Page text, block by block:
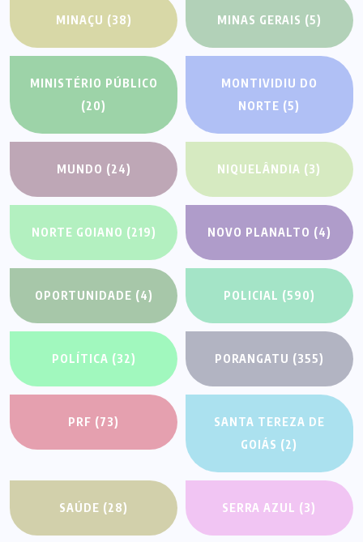
MINAÇU (38) MINAS GERAIS (5)
MINISTÉRIO PÚBLICO
(20)
MONTIVIDIU DO
NORTE (5)
MUNDO (24) NIQUELÂNDIA (3)
NORTE GOIANO (219) NOVO PLANALTO (4)
OPORTUNIDADE (4) POLICIAL (590)
POLÍTICA (32) PORANGATU (355)
PRF (73)
SANTA TEREZA DE
GOIÁS (2)
SAÚDE (28) SERRA AZUL (3)